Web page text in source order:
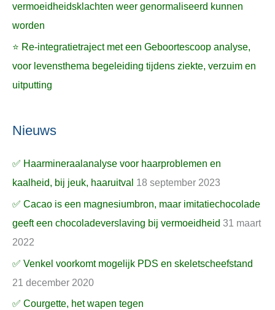
vermoeidheidsklachten weer genormaliseerd kunnen
worden
⭐ Re-integratietraject met een Geboortescoop analyse,
voor levensthema begeleiding tijdens ziekte, verzuim en
uitputting
Nieuws
✅ Haarmineraalanalyse voor haarproblemen en
kaalheid, bij jeuk, haaruitval 18 september 2023
✅ Cacao is een magnesiumbron, maar imitatiechocolade
geeft een chocoladeverslaving bij vermoeidheid 31 maart
2022
✅ Venkel voorkomt mogelijk PDS en skeletscheefstand
21 december 2020
✅ Courgette, het wapen tegen